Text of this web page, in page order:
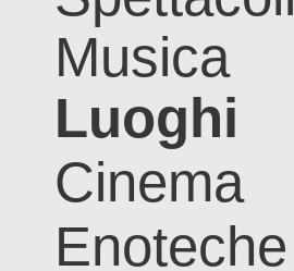
Musica
Luoghi
Cinema
Enoteche